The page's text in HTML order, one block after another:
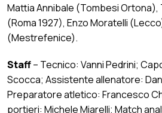
Mattia Annibale (Tombesi Ortona),
(Roma 1927), Enzo Moratelli
(Mestrefenice).
Staff– Tecnico: Vanni Pedrini;
Scocca; Assistente allenatore:
Preparatore atletico: Francesco
portieri: Michele Miarelli; Match